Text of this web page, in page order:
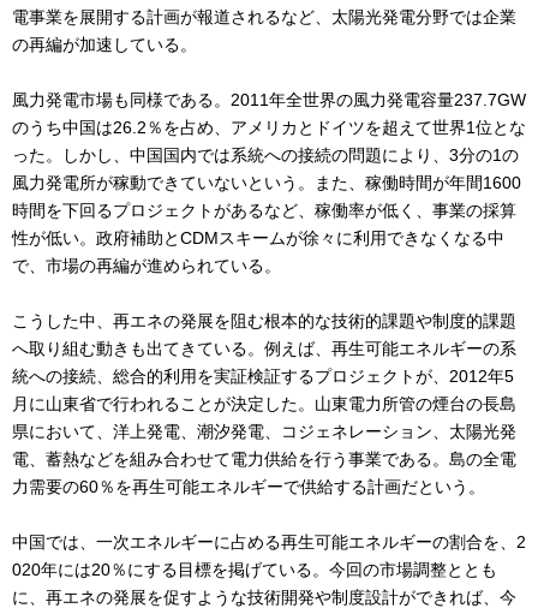
電事業を展開する計画が報道されるなど、太陽光発電分野では企業
の再編が加速している。
風力発電市場も同様である。2011年全世界の風力発電容量237.7GW
のうち中国は26.2％を占め、アメリカとドイツを超えて世界1位とな
った。しかし、中国国内では系統への接続の問題により、3分の1の
風力発電所が稼動できていないという。また、稼働時間が年間1600
時間を下回るプロジェクトがあるなど、稼働率が低く、事業の採算
性が低い。政府補助とCDMスキームが徐々に利用できなくなる中
で、市場の再編が進められている。
こうした中、再エネの発展を阻む根本的な技術的課題や制度的課題
へ取り組む動きも出てきている。例えば、再生可能エネルギーの系
統への接続、総合的利用を実証検証するプロジェクトが、2012年5
月に山東省で行われることが決定した。山東電力所管の煙台の長島
県において、洋上発電、潮汐発電、コジェネレーション、太陽光発
電、蓄熱などを組み合わせて電力供給を行う事業である。島の全電
力需要の60％を再生可能エネルギーで供給する計画だという。
中国では、一次エネルギーに占める再生可能エネルギーの割合を、2
020年には20％にする目標を掲げている。今回の市場調整ととも
に、再エネの発展を促すような技術開発や制度設計ができれば、今